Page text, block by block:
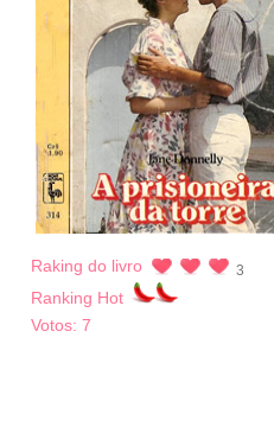
Raking do livro 3
Ranking Hot
Votos: 7